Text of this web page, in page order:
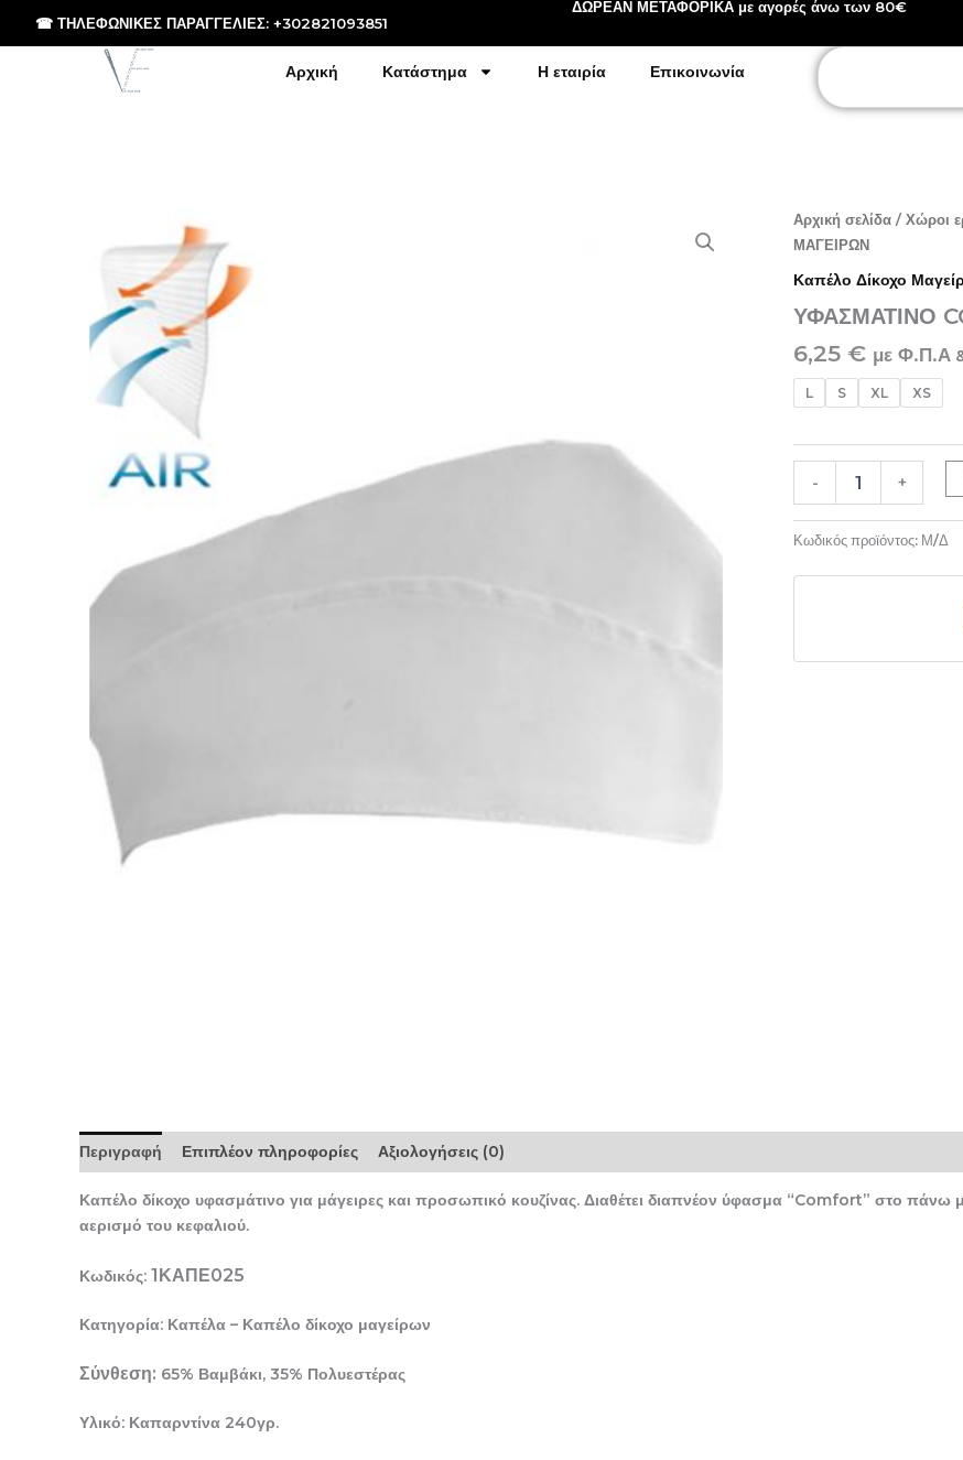
☎ ΤΗΛΕΦΩΝΙΚΕΣ ΠΑΡΑΓΓΕΛΙΕΣ: +302821093851
ΔΩΡΕΑΝ ΜΕΤΑΦΟΡΙΚΑ με αγορές άνω των 80€
Αρχική Κατάστημα Η εταιρία Επικοινωνία
Search
Αρχική σελίδα / Χώροι
ΜΑΓΕΙΡΩΝ
Καπέλο Δίκοχο
ΥΦΑΣΜΑΤΙΝΟ
6,25 € με Φ.Π.Α
L S XL XS
-
ΥΦΑΣΜΑΤΙΝΟ
COMFORT
ΔΙΚΟΧΟ
ΜΑΓΕΙΡΩΝ
ποσότητα
+
Κωδικός προϊόντος: Μ/Δ
Περιγραφή Επιπλέον πληροφορίες Αξιολογήσεις (0)
Καπέλο δίκοχο υφασμάτινο για μάγειρες και προσωπικό κουζίνας. Διαθέτει διαπνέον ύφασμα “Comfort” στο πάνω
αερισμό του κεφαλιού.
Κωδικός: 1ΚΑΠΕ025
Κατηγορία: Καπέλα – Καπέλο δίκοχο μαγείρων
Σύνθεση: 65% Βαμβάκι, 35% Πολυεστέρας
Υλικό: Καπαρντίνα 240γρ.